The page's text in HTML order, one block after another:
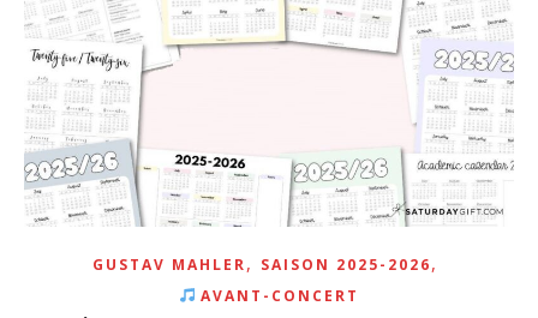
GUSTAV MAHLER, SAISON 2025-2026,
AVANT-CONCERT